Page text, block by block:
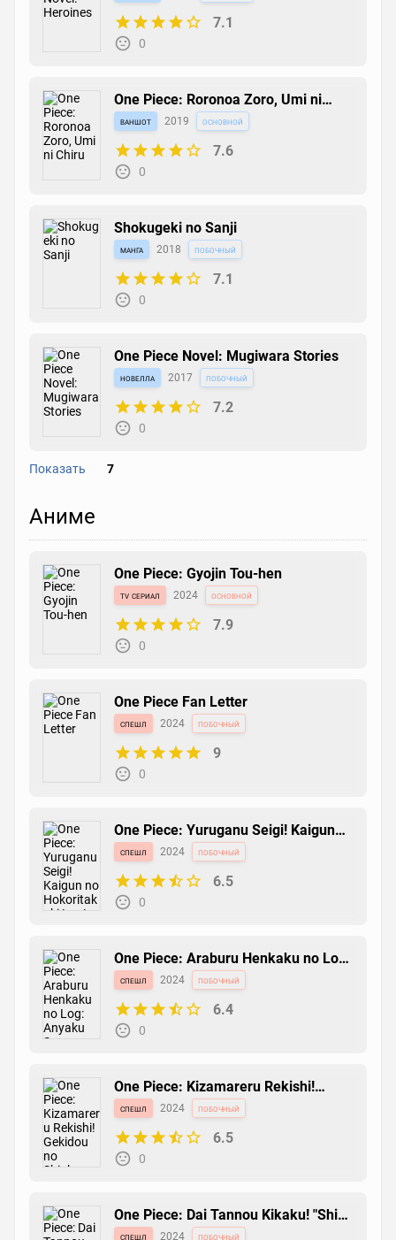
7.1
0
One Piece: Roronoa Zoro, Umi ni
Chiru
ваншот 2019 основной
7.6
0
Shokugeki no Sanji
манга 2018 побочный
7.1
0
One Piece Novel: Mugiwara Stories
новелла 2017 побочный
7.2
0
Показать 7
0
Jisshoku! Akuma no Mi!!
ваншот
0
Cross Epoch
ваншот
0
One Piece: Mugiwara Daigekijou
манга
0
One Piece: Loguetown-hen
новелла
0
One Piece: Taose! Kaizoku Ganzack
новелла
0
Аниме
One Piece: Gyojin Tou-hen
tv сериал 2024 основной
7.9
0
One Piece Fan Letter
спешл 2024 побочный
9
0
One Piece: Yuruganu Seigi! Kaigun
no Hokoritakaki Log!
спешл 2024 побочный
6.5
0
One Piece: Araburu Henkaku no Log:
Anyaku Suru Kakumeigun!
спешл 2024 побочный
6.4
0
One Piece: Kizamareru Rekishi!
Gekidou no Shinkyuu Yonkou!
спешл 2024 побочный
6.5
0
One Piece: Dai Tannou Kikaku! "Shi
no Gekai" Trafalgar Law
спешл 2024 побочный